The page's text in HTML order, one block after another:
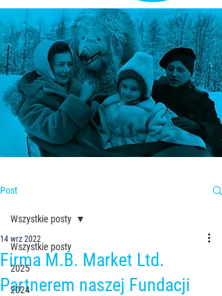
Post
Wszystkie posty
2025
2024
Wszystkie posty
Firma M.B. Market Ltd.
Partnerem naszej Fundacji
14 wrz 2022